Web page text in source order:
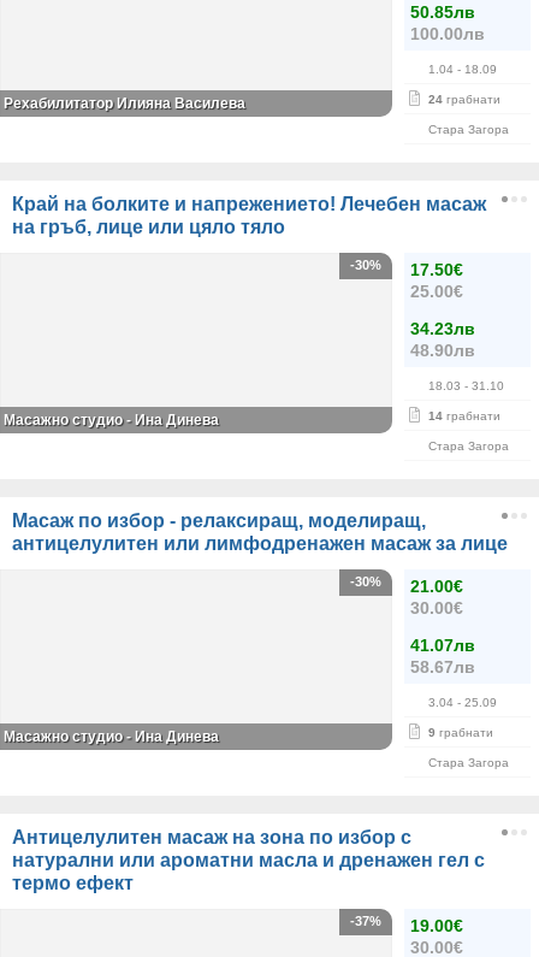
50.85лв
100.00лв
1.04 - 18.09
24 грабнати
Стара Загора
Рехабилитатор Илияна Василева
Край на болките и напрежението! Лечебен масаж
на гръб, лице или цяло тяло
17.50€
25.00€
34.23лв
48.90лв
18.03 - 31.10
14 грабнати
Стара Загора
-30%
Масажно студио - Ина Динева
Масаж по избор - релаксиращ, моделиращ,
антицелулитен или лимфодренажен масаж за лице
21.00€
30.00€
41.07лв
58.67лв
3.04 - 25.09
9 грабнати
Стара Загора
-30%
Масажно студио - Ина Динева
Антицелулитен масаж на зона по избор с
натурални или ароматни масла и дренажен гел с
термо ефект
19.00€
30.00€
-37%